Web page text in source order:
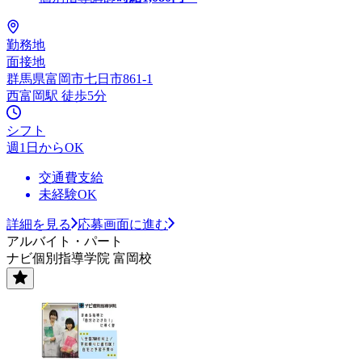
勤務地
面接地
群馬県富岡市七日市861-1
西富岡駅 徒歩5分
シフト
週1日からOK
交通費支給
未経験OK
詳細を見る
応募画面に進む
アルバイト・パート
ナビ個別指導学院 富岡校